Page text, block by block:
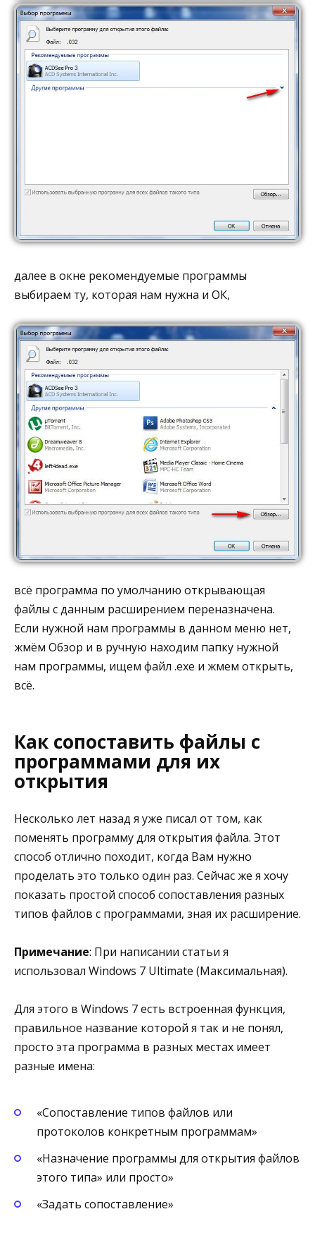
далее в окне рекомендуемые программы
выбираем ту, которая нам нужна и ОК,
всё программа по умолчанию открывающая
файлы с данным расширением переназначена.
Если нужной нам программы в данном меню нет,
жмём Обзор и в ручную находим папку нужной
нам программы, ищем файл .exe и жмем открыть,
всё.
Как сопоставить файлы с
программами для их
открытия
Несколько лет назад я уже писал от том, как
поменять программу для открытия файла. Этот
способ отлично походит, когда Вам нужно
проделать это только один раз. Сейчас же я хочу
показать простой способ сопоставления разных
типов файлов с программами, зная их расширение.
Примечание: При написании статьи я
использовал Windows 7 Ultimate (Максимальная).
Для этого в Windows 7 есть встроенная функция,
правильное название которой я так и не понял,
просто эта программа в разных местах имеет
разные имена:
«Сопоставление типов файлов или
протоколов конкретным программам»
«Назначение программы для открытия файлов
этого типа» или просто»
«Задать сопоставление»